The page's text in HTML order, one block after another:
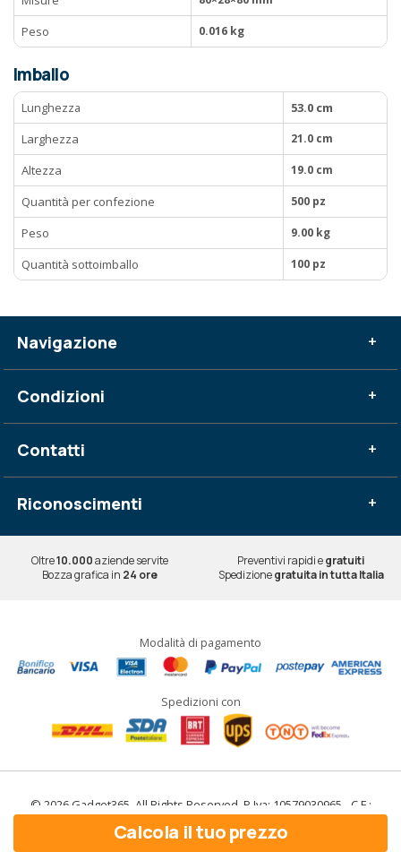
Peso 0.016 kg
Imballo
Lunghezza
53.0 cm
Larghezza
21.0 cm
Altezza 19.0 cm
Quantità per confezione 500 pz
Peso 9.00 kg
Quantità sottoimballo 100 pz
Navigazione +
Condizioni +
Contatti +
Riconoscimenti +
Oltre10.000aziende servite Preventivi rapidi egratuiti
Bozza grafica in 24 ore Spedizionegratuita in tutta Italia
Modalità di pagamento
Spedizioni con
© 2026 Gadget365. All Rights Reserved. P.Iva: 10579030965 - C.F.:
10579030965
Calcola il tuo prezzo